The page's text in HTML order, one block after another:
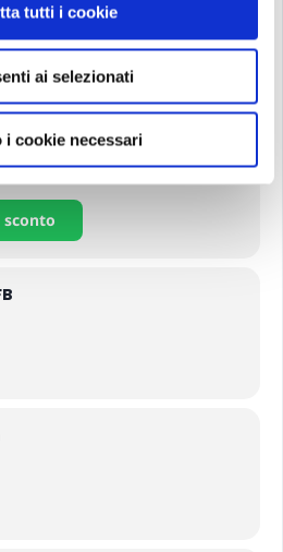
tutti i cookie
ai selezionati
i cookie necessari
sconto